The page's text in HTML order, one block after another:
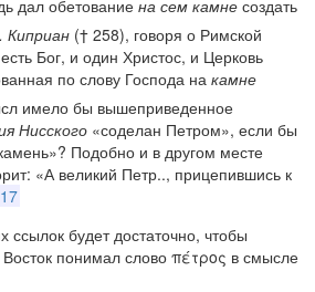
дал обетование на сем камне создать
Киприан († 258), говоря о Римской
Бог, и один Христос, и Церковь
по слову Господа на камне
имело бы вышеприведенное
Нисского «соделан Петром», если бы
Подобно и в другом месте
«А великий Петр.., прицепившись к
17
ссылок будет достаточно, чтобы
Восток понимал слово πέτρος в смысле